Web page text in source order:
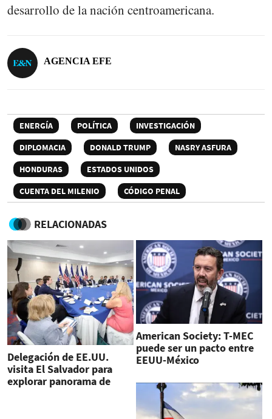
desarrollo de la nación centroamericana.
AGENCIA EFE
ENERGÍA POLÍTICA
INVESTIGACIÓN
DIPLOMACIA
DONALD TRUMP
NASRY ASFURA
HONDURAS
ESTADOS UNIDOS
CUENTA DEL MILENIO
CÓDIGO PENAL
RELACIONADAS
Delegación de EE.UU.
visita El Salvador para
explorar panorama de
American Society: T-MEC
puede ser un pacto entre
EEUU-México